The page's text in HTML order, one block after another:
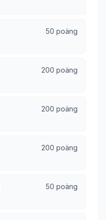
50 poäng
200 poäng
200 poäng
200 poäng
50 poäng